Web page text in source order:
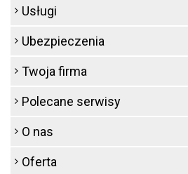
Usługi
Ubezpieczenia
Twoja firma
Polecane serwisy
O nas
Oferta